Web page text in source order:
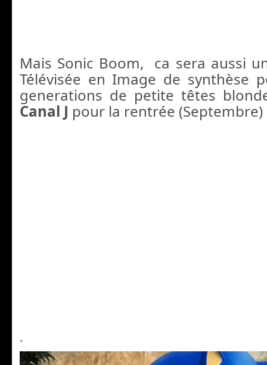
Mais Sonic Boom, ca sera aussi
Télévisée en Image de synthèse
generations de petite têtes
Canal J pour la rentrée (Septembre)
.